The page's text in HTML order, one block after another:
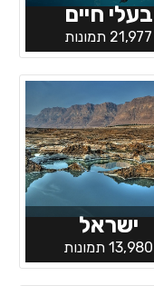
בעלי חיים
21,977 תמונות
ישראל
13,980 תמונות